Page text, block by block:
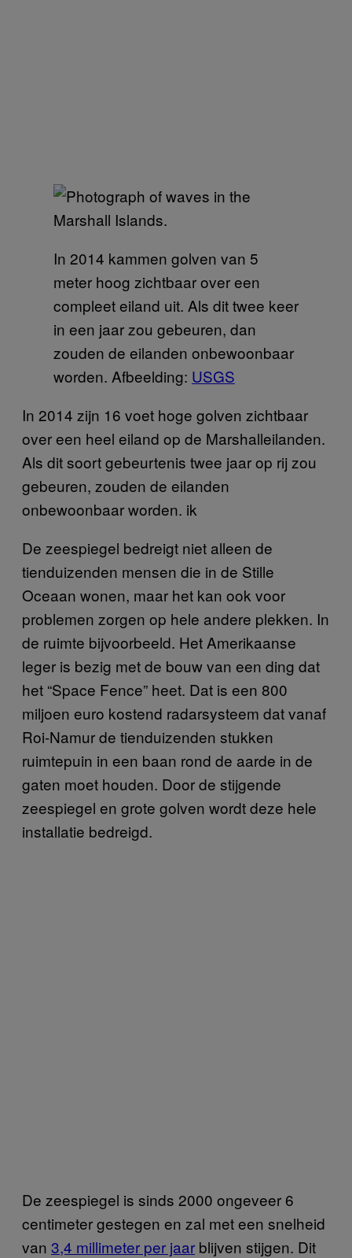
In 2014 kammen golven van 5
meter hoog zichtbaar over een
compleet eiland uit. Als dit twee keer
in een jaar zou gebeuren, dan
zouden de eilanden onbewoonbaar
worden. Afbeelding: USGS
In 2014 zijn 16 voet hoge golven zichtbaar
over een heel eiland op de Marshalleilanden.
Als dit soort gebeurtenis twee jaar op rij zou
gebeuren, zouden de eilanden
onbewoonbaar worden. ik
De zeespiegel bedreigt niet alleen de
tienduizenden mensen die in de Stille
Oceaan wonen, maar het kan ook voor
problemen zorgen op hele andere plekken. In
de ruimte bijvoorbeeld. Het Amerikaanse
leger is bezig met de bouw van een ding dat
het “Space Fence” heet. Dat is een 800
miljoen euro kostend radarsysteem dat vanaf
Roi-Namur de tienduizenden stukken
ruimtepuin in een baan rond de aarde in de
gaten moet houden. Door de stijgende
zeespiegel en grote golven wordt deze hele
installatie bedreigd.
De zeespiegel is sinds 2000 ongeveer 6
centimeter gestegen en zal met een snelheid
van 3,4 millimeter per jaar blijven stijgen. Dit